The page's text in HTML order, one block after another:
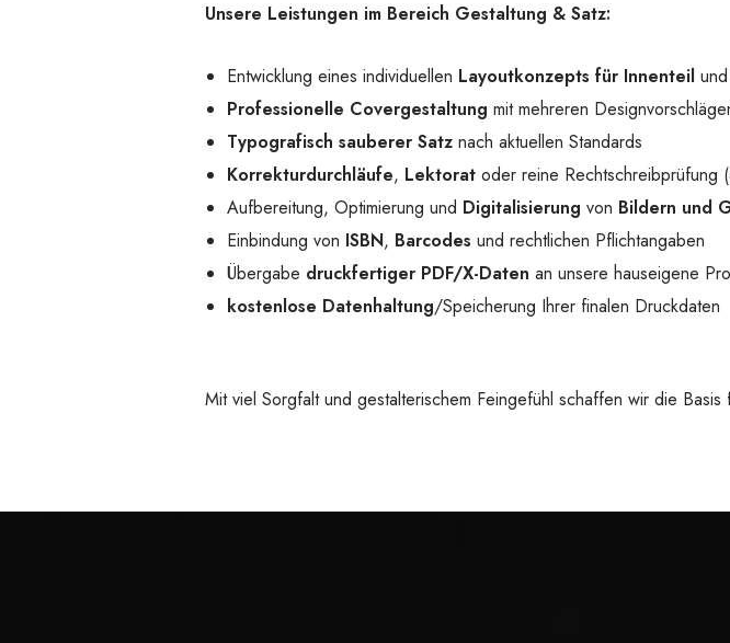
Unsere Leistungen im Bereich Gestaltung & Satz:
Entwicklung eines individuellen Layoutkonzepts für Innenteil und
Professionelle Covergestaltung mit mehreren
Typografisch sauberer Satz nach aktuellen Standards
Korrekturdurchläufe, Lektorat oder reine Rechtschreibprüfung
Aufbereitung, Optimierung und Digitalisierung von Bildern und
Einbindung von ISBN, Barcodes und rechtlichen Pflichtangaben
Übergabe druckfertiger PDF/X-Daten an unsere hauseigene
kostenlose Datenhaltung/Speicherung Ihrer finalen Druckdaten
Mit viel Sorgfalt und gestalterischem Feingefühl schaffen wir die